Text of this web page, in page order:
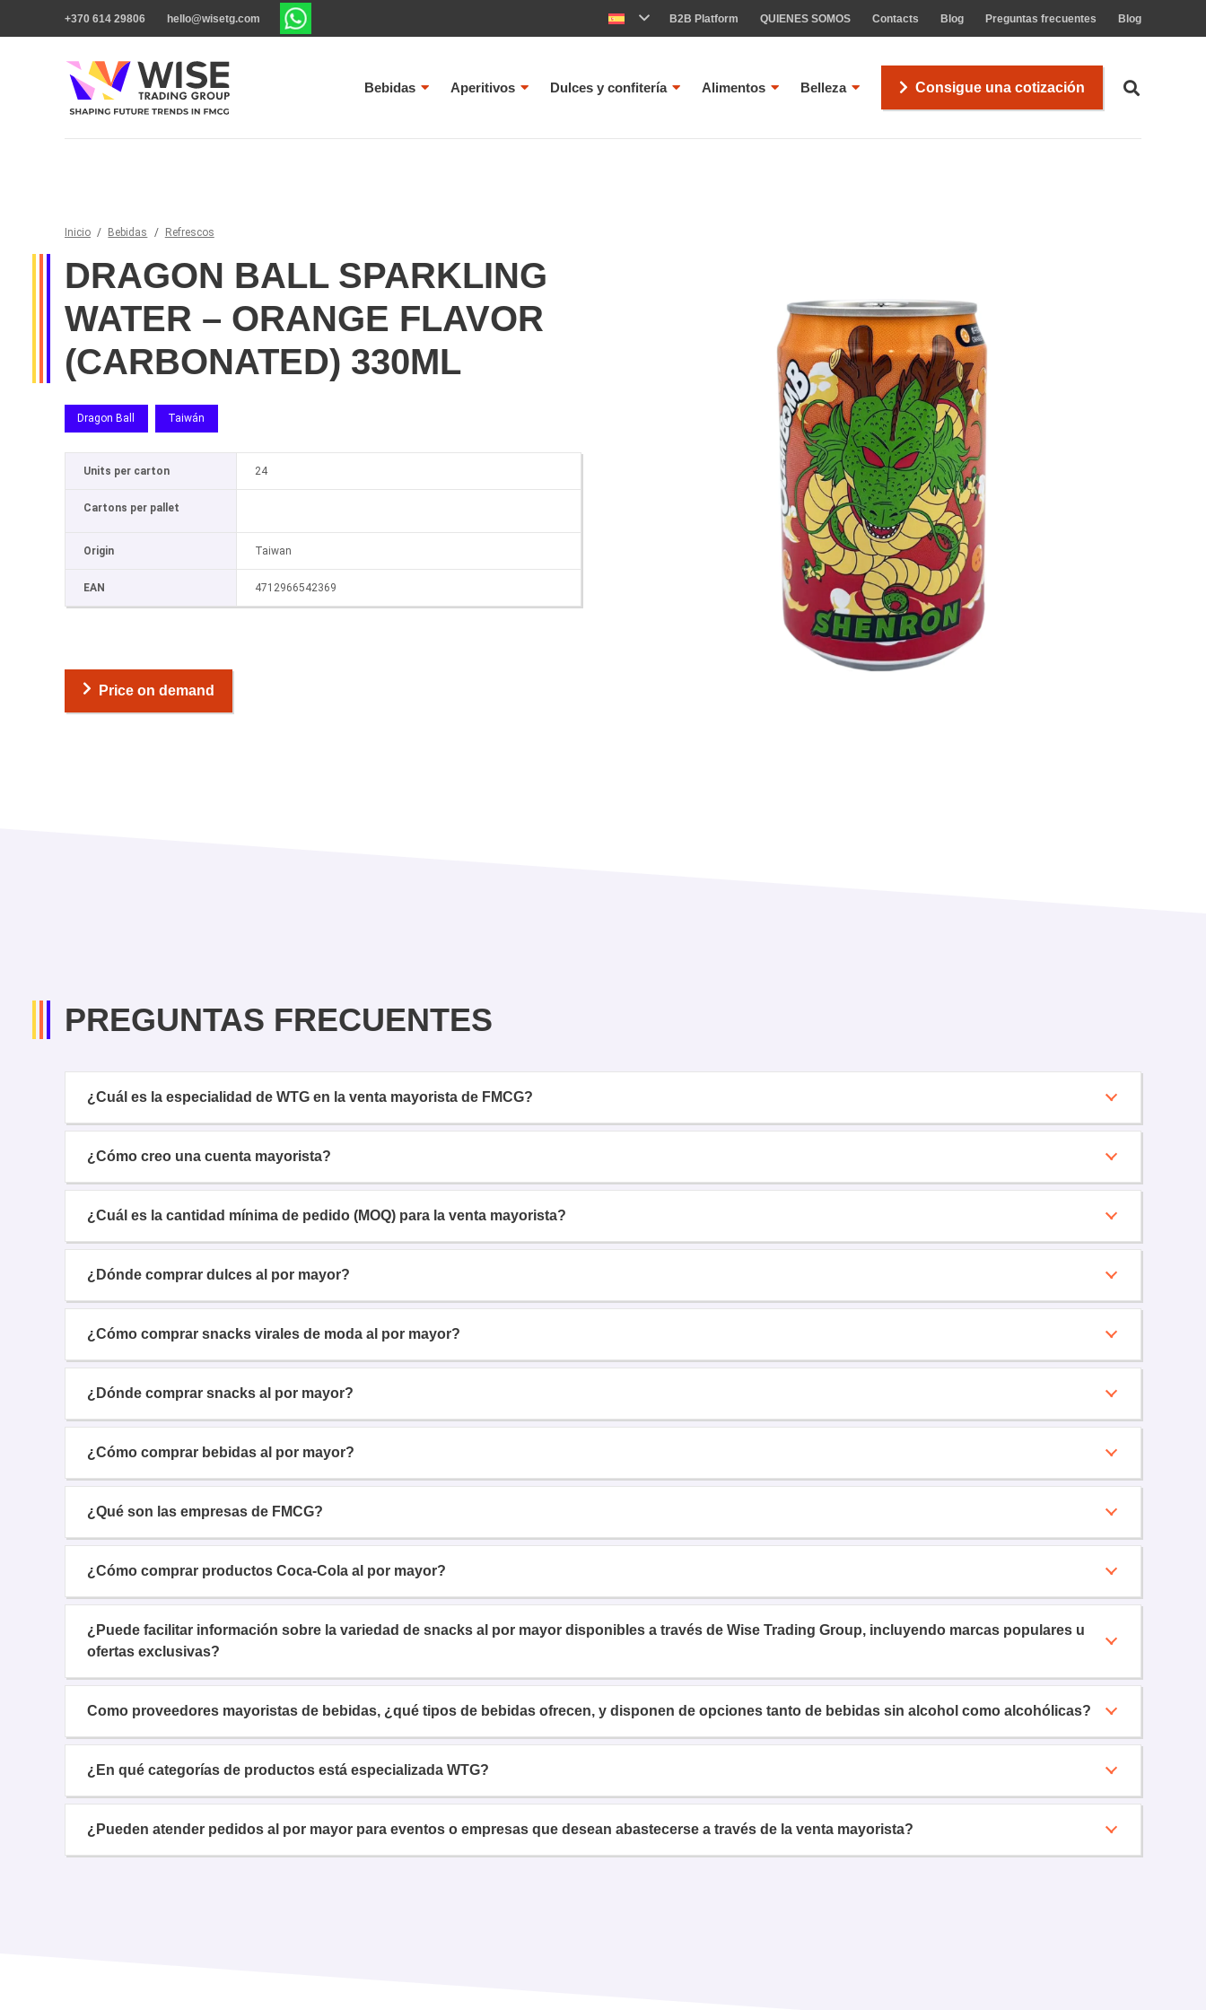
+370 614 29806 hello@wisetg.com B2B Platform QUIENES SOMOS Contacts Blog Preguntas frecuentes Blog
Bebidas Aperitivos Dulces y confitería Alimentos Belleza Consigue una cotización
Inicio / Bebidas / Refrescos
DRAGON BALL SPARKLING
WATER – ORANGE FLAVOR
(CARBONATED) 330ML
Dragon Ball Taiwán
Units per carton 24
Cartons per pallet
Origin Taiwan
EAN 4712966542369
Price on demand
PREGUNTAS FRECUENTES
¿Cuál es la especialidad de WTG en la venta mayorista de FMCG?
¿Cómo creo una cuenta mayorista?
¿Cuál es la cantidad mínima de pedido (MOQ) para la venta mayorista?
¿Dónde comprar dulces al por mayor?
¿Cómo comprar snacks virales de moda al por mayor?
¿Dónde comprar snacks al por mayor?
¿Cómo comprar bebidas al por mayor?
¿Qué son las empresas de FMCG?
¿Cómo comprar productos Coca-Cola al por mayor?
¿Puede facilitar información sobre la variedad de snacks al por mayor disponibles a través de Wise Trading Group, incluyendo marcas populares u
ofertas exclusivas?
Como proveedores mayoristas de bebidas, ¿qué tipos de bebidas ofrecen, y disponen de opciones tanto de bebidas sin alcohol como alcohólicas?
¿En qué categorías de productos está especializada WTG?
¿Pueden atender pedidos al por mayor para eventos o empresas que desean abastecerse a través de la venta mayorista?